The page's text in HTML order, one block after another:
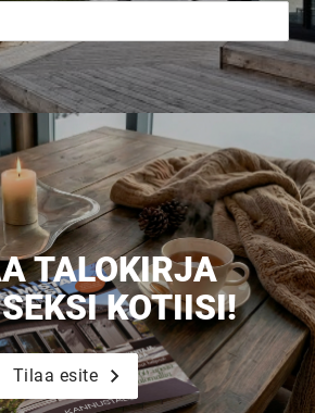
TALOKIRJA
KOTIISI!
Tilaa esite
200-sivuinen talokirja!
Tilaa esite